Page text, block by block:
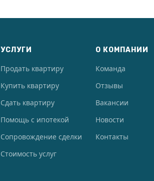
УСЛУГИ
Продать квартиру
Купить квартиру
Сдать квартиру
Помощь с ипотекой
Сопровождение сделки
Стоимость услуг
О КОМПАНИИ
Команда
Отзывы
Вакансии
Новости
Контакты